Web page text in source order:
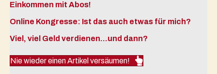
Einkommen mit Abos!
Online Kongresse: Ist das auch etwas für mich?
Viel, viel Geld verdienen…und dann?
Nie wieder einen Artikel versäumen!